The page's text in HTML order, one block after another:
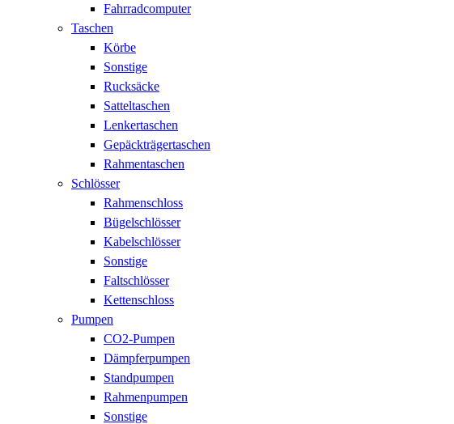
Fahrradcomputer
Taschen
Körbe
Sonstige
Rucksäcke
Satteltaschen
Lenkertaschen
Gepäckträgertaschen
Rahmentaschen
Schlösser
Rahmenschloss
Bügelschlösser
Kabelschlösser
Sonstige
Faltschlösser
Kettenschloss
Pumpen
CO2-Pumpen
Dämpferpumpen
Standpumpen
Rahmenpumpen
Sonstige